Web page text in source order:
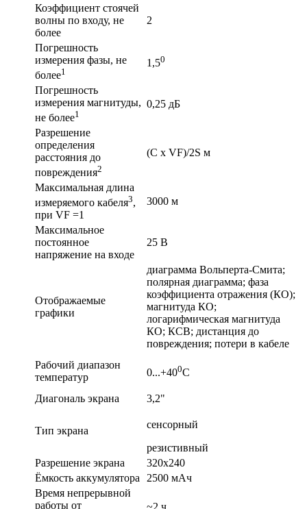
Коэффициент стоячей
волны по входу, не
более
2
Погрешность
измерения фазы, не
более1
1,50
Погрешность
измерения магнитуды,
не более1
0,25 дБ
Разрешение
определения
расстояния до
повреждения2
(C x VF)/2S м
Максимальная длина
измеряемого кабеля3,
при VF =1
3000 м
Максимальное
постоянное
напряжение на входе
25 В
Отображаемые
графики
диаграмма Вольперта-Смита;
полярная диаграмма; фаза
коэффициента отражения (КО);
магнитуда КО;
логарифмическая магнитуда
КО; КСВ; дистанция до
повреждения; потери в кабеле
Рабочий диапазон
температур
0...+400С
Диагональ экрана 3,2"
Тип экрана
сенсорный
резистивный
Разрешение экрана
320х240
Ёмкость аккумулятора
2500 мАч
Время непрерывной
работы от
~2 ч